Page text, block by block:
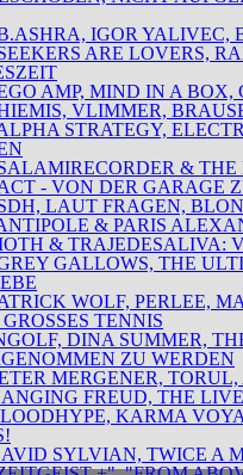
IGOR YALIVEC,
ARE LOVERS,
AMP, MIND IN A
VLIMMER,
STRATEGY,
&
- VON DER GARAGE
LAUT FRAGEN,
& PARIS
& TRAJEDESALIVA:
GALLOWS, THE
WOLF, PERLEE,
TENNIS
DINA SUMMER,
ZU WERDEN
MERGENER,
FREUD, THE
KARMA
SYLVIAN, TWICE A